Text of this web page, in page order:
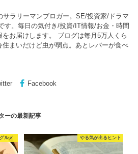
サラリーマンブロガー。SE/投資家/ドラマ
す。毎日の気付き/投資/IT情報/お金・時間
をお届けします。 ブログは毎月5万人くら
住まいだけど虫が弱点。あとレバーが食べ
Facebook
ーの最新記事
ルメ やる気が出るヒント